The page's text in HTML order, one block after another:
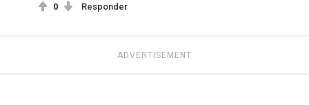
0 Responder
ADVERTISEMENT